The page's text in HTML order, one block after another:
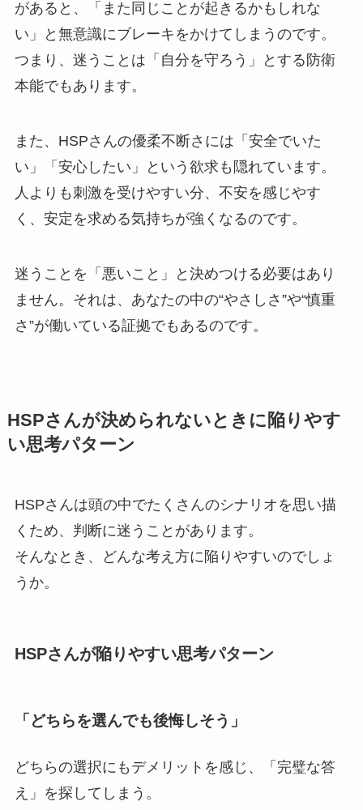
があると、「また同じことが起きるかもしれな
い」と無意識にブレーキをかけてしまうのです。
つまり、迷うことは「自分を守ろう」とする防衛
本能でもあります。
また、HSPさんの優柔不断さには「安全でいた
い」「安心したい」という欲求も隠れています。
人よりも刺激を受けやすい分、不安を感じやす
く、安定を求める気持ちが強くなるのです。
迷うことを「悪いこと」と決めつける必要はあり
ません。それは、あなたの中の“やさしさ”や“慎重
さ”が働いている証拠でもあるのです。
HSPさんが決められないときに陥りやす
い思考パターン
HSPさんは頭の中でたくさんのシナリオを思い描
くため、判断に迷うことがあります。
そんなとき、どんな考え方に陥りやすいのでしょ
うか。
HSPさんが陥りやすい思考パターン
「どちらを選んでも後悔しそう」
どちらの選択にもデメリットを感じ、「完璧な答
え」を探してしまう。